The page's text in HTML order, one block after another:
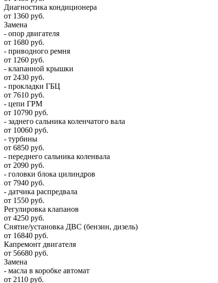
Диагностика кондиционера
от 1360 руб.
Замена
- опор двигателя
от 1680 руб.
- приводного ремня
от 1260 руб.
- клапанной крышки
от 2430 руб.
- прокладки ГБЦ
от 7610 руб.
- цепи ГРМ
от 10790 руб.
- заднего сальника коленчатого вала
от 10060 руб.
- турбины
от 6850 руб.
- переднего сальника коленвала
от 2090 руб.
- головки блока цилиндров
от 7940 руб.
- датчика распредвала
от 1550 руб.
Регулировка клапанов
от 4250 руб.
Снятие/установка ДВС (бензин, дизель)
от 16840 руб.
Капремонт двигателя
от 56680 руб.
Замена
- масла в коробке автомат
от 2110 руб.